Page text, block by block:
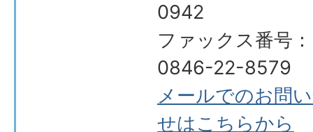
0942
ファックス番号：
0846-22-8579
メールでのお問
せはこちらから